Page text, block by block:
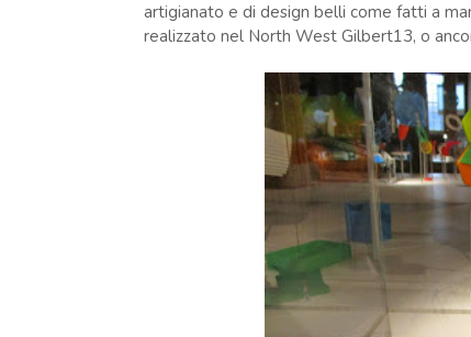
artigianato e di design belli come fatti a
realizzato nel North West Gilbert13, o